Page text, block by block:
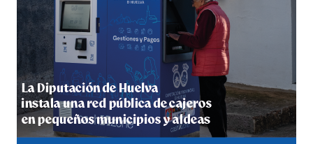
QUINTA CORRIDA DE LAS FIESTAS COLOMBINAS
2026
hace 5 días·Huelvatv